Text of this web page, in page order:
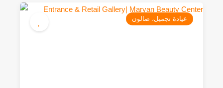
عيادة تجميل، صالون